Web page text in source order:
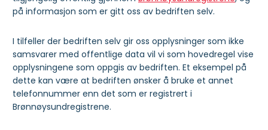
på informasjon som er gitt oss av bedriften selv.
I tilfeller der bedriften selv gir oss opplysninger som ikke
samsvarer med offentlige data vil vi som hovedregel vise
opplysningene som oppgis av bedriften. Et eksempel på
dette kan være at bedriften ønsker å bruke et annet
telefonnummer enn det som er registrert i
Brønnøysundregistrene.